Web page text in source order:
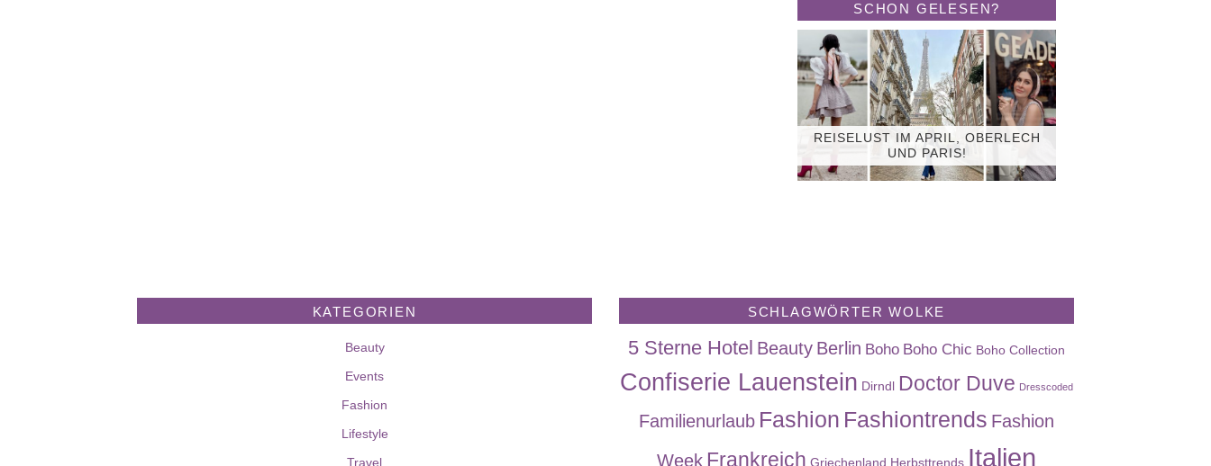
SCHON GELESEN?
REISELUST IM APRIL, OBERLECH
UND PARIS!
KATEGORIEN
Beauty
Events
Fashion
Lifestyle
Travel
SCHLAGWÖRTER WOLKE
5 Sterne Hotel Beauty Berlin Boho Boho Chic Boho Collection
Confiserie Lauenstein Dirndl Doctor Duve Dresscoded
Familienurlaub Fashion Fashiontrends Fashion
Week Frankreich Griechenland Herbsttrends Italien